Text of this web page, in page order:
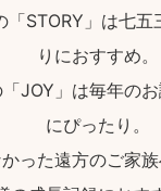
「STORY」は七五
りにおすすめ。
JOY」は毎年の
にぴったり。
った遠方のご家族